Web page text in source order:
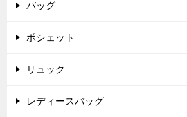
バッグ
ポシェット
リュック
レディースバッグ